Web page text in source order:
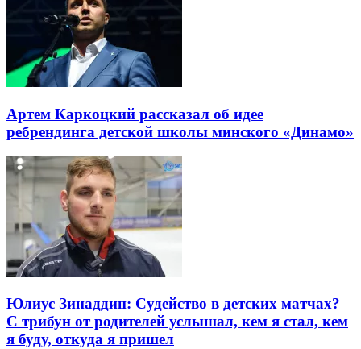
Артем Каркоцкий рассказал об идее
ребрендинга детской школы минского «Динамо»
Юлиус Зинаддин: Судейство в детских матчах?
С трибун от родителей услышал, кем я стал, кем
я буду, откуда я пришел